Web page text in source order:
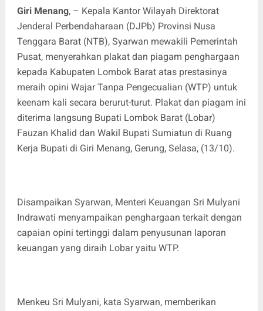
Giri Menang, – Kepala Kantor Wilayah Direktorat
Jenderal Perbendaharaan (DJPb) Provinsi Nusa
Tenggara Barat (NTB), Syarwan mewakili Pemerintah
Pusat, menyerahkan plakat dan piagam penghargaan
kepada Kabupaten Lombok Barat atas prestasinya
meraih opini Wajar Tanpa Pengecualian (WTP) untuk
keenam kali secara berurut-turut. Plakat dan piagam ini
diterima langsung Bupati Lombok Barat (Lobar)
Fauzan Khalid dan Wakil Bupati Sumiatun di Ruang
Kerja Bupati di Giri Menang, Gerung, Selasa, (13/10).
Disampaikan Syarwan, Menteri Keuangan Sri Mulyani
Indrawati menyampaikan penghargaan terkait dengan
capaian opini tertinggi dalam penyusunan laporan
keuangan yang diraih Lobar yaitu WTP.
Menkeu Sri Mulyani, kata Syarwan, memberikan